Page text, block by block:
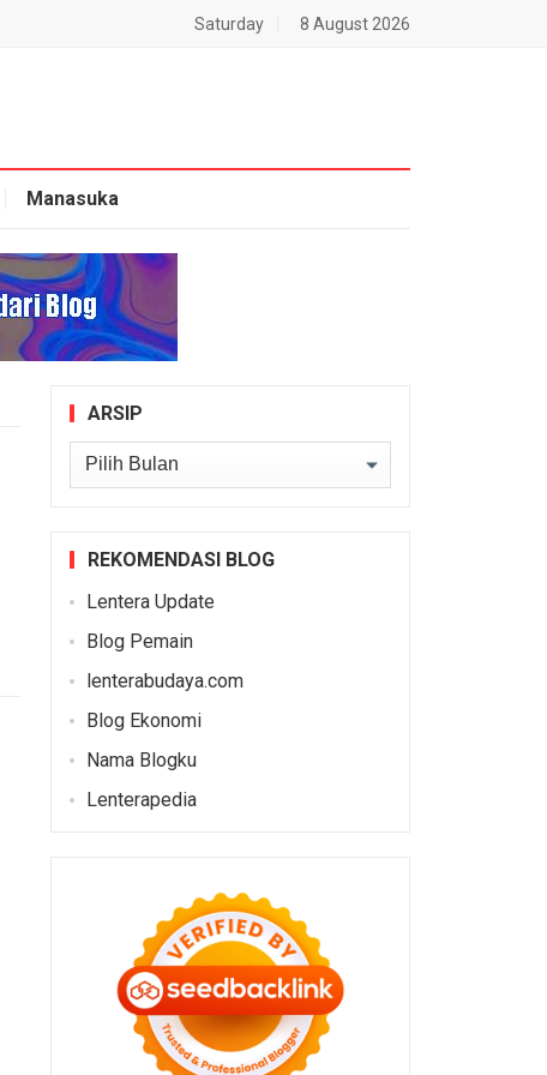
Saturday 8 August 2026
Manasuka
ARSIP
Arsip
REKOMENDASI BLOG
Lentera Update
Blog Pemain
lenterabudaya.com
Blog Ekonomi
Nama Blogku
Lenterapedia